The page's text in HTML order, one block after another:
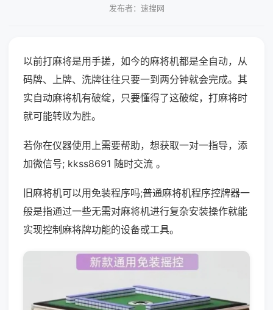
发布者：速搜网
以前打麻将是用手搓，如今的麻将机都是全自动，从
码牌、上牌、洗牌往往只要一到两分钟就会完成。其
实自动麻将机有破绽，只要懂得了这破绽，打麻将时
就可能转败为胜。
若你在仪器使用上需要帮助，想获取一对一指导，添
加微信号; kkss8691 随时交流 。
旧麻将机可以用免装程序吗;普通麻将机程序控牌器一
般是指通过一些无需对麻将机进行复杂安装操作就能
实现控制麻将牌功能的设备或工具。